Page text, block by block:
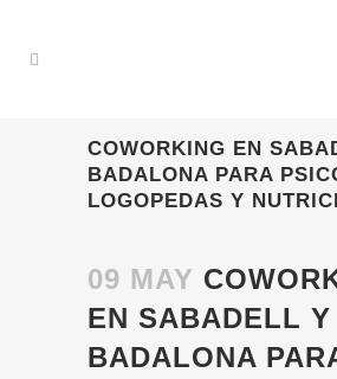
COWORKING EN
BADALONA PARA
LOGOPEDAS Y
09 MAY
EN SABADELL Y
BADALONA